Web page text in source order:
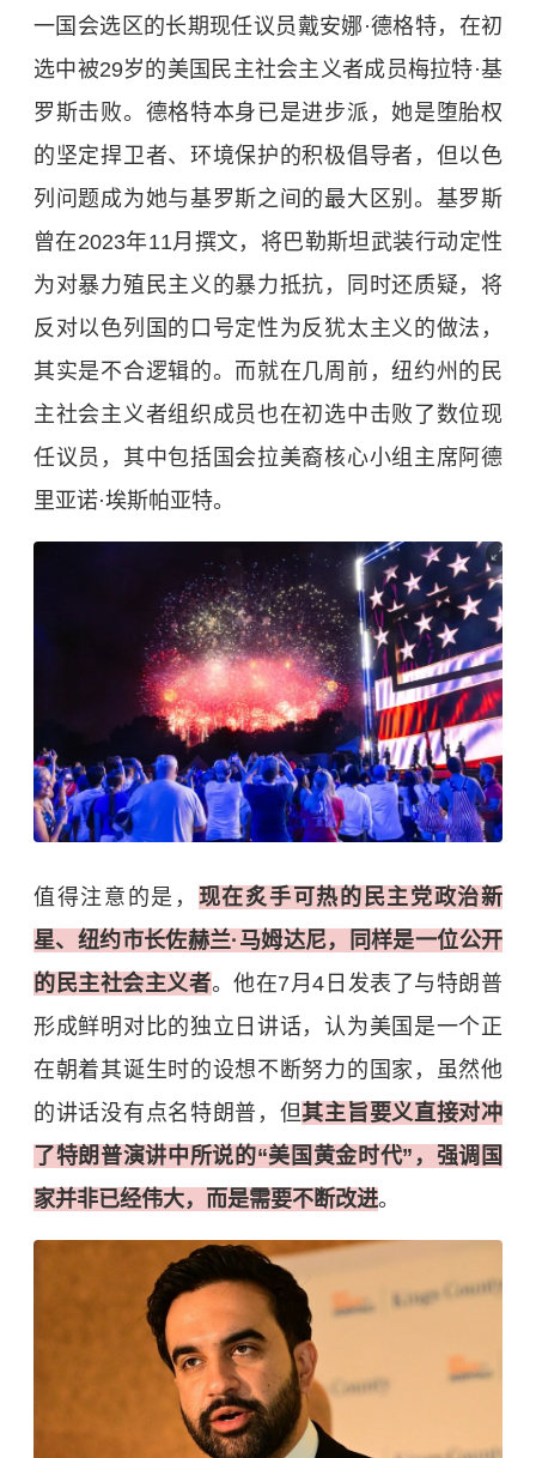
一国会选区的长期现任议员戴安娜·德格特，在初
选中被29岁的美国民主社会主义者成员梅拉特·基
罗斯击败。德格特本身已是进步派，她是堕胎权
的坚定捍卫者、环境保护的积极倡导者，但以色
列问题成为她与基罗斯之间的最大区别。基罗斯
曾在2023年11月撰文，将巴勒斯坦武装行动定性
为对暴力殖民主义的暴力抵抗，同时还质疑，将
反对以色列国的口号定性为反犹太主义的做法，
其实是不合逻辑的。而就在几周前，纽约州的民
主社会主义者组织成员也在初选中击败了数位现
任议员，其中包括国会拉美裔核心小组主席阿德
里亚诺·埃斯帕亚特。
值得注意的是， 现在炙手可热的民主党政治新
星、纽约市长佐赫兰·马姆达尼，同样是一位公开
的民主社会主义者。他在7月4日发表了与特朗普
形成鲜明对比的独立日讲话，认为美国是一个正
在朝着其诞生时的设想不断努力的国家，虽然他
的讲话没有点名特朗普，但其主旨要义直接对冲
了特朗普演讲中所说的“美国黄金时代”，强调国
家并非已经伟大，而是需要不断改进。